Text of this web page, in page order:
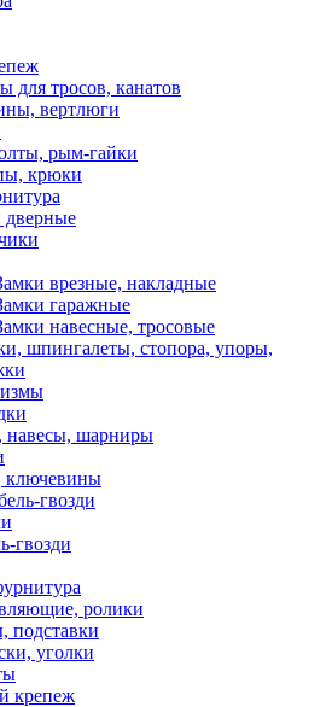
для тросов, канатов
вертлюги
рым-гайки
крюки
дверные
врезные, накладные
гаражные
навесные, тросовые
шпингалеты, стопора, упоры,
навесы, шарниры
ключевины
гвозди
гвозди
ролики
подставки
уголки
крепеж